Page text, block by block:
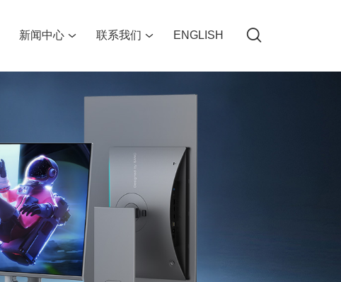
新闻中心 联系我们 ENGLISH